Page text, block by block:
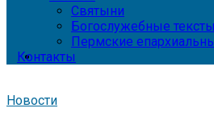
Святыни
Богослужебные тексты
Пермские
Контакты
Новости